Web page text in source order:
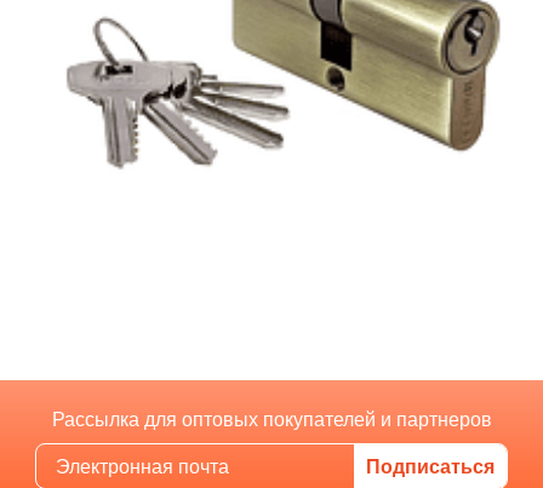
Рассылка для оптовых покупателей и партнеров